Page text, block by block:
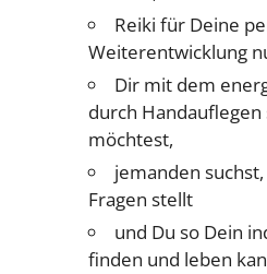
Reiki für Deine
Weiterentwicklung
Dir mit dem
durch
möchtest,
jemanden
Fragen stellt
und Du so Dein
finden und leben